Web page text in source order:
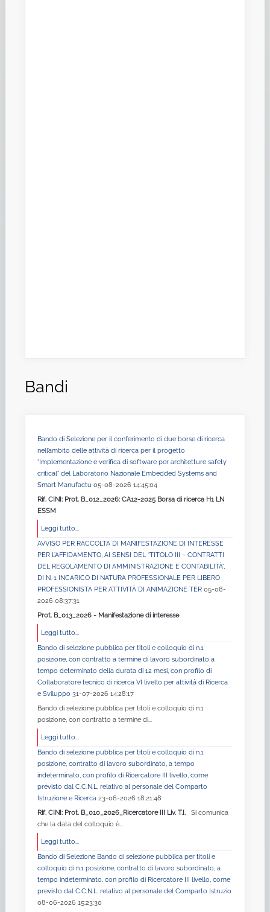
Bandi
Bando di Selezione per il conferimento di due borse di ricerca
nell’ambito delle attività di ricerca per il progetto
“Implementazione e verifica di software per architetture safety
critical” del Laboratorio Nazionale Embedded Systems and
Smart Manufactu 05-08-2026 14:45:04
Rif. CINI: Prot. B_012_2026: CA12-2025 Borsa di ricerca H1 LN
ESSM
Leggi tutto...
AVVISO PER RACCOLTA DI MANIFESTAZIONE DI INTERESSE
PER L’AFFIDAMENTO, AI SENSI DEL “TITOLO III – CONTRATTI
DEL REGOLAMENTO DI AMMINISTRAZIONE E CONTABILITÀ”,
DI N. 1 INCARICO DI NATURA PROFESSIONALE PER LIBERO
PROFESSIONISTA PER ATTIVITÀ DI ANIMAZIONE TER 05-08-
2026 08:37:31
Prot. B_013_2026 - Manifestazione di interesse
Leggi tutto...
Bando di selezione pubblica per titoli e colloquio di n.1
posizione, con contratto a termine di lavoro subordinato a
tempo determinato della durata di 12 mesi, con profilo di
Collaboratore tecnico di ricerca VI livello per attività di Ricerca
e Sviluppo 31-07-2026 14:28:17
Bando di selezione pubblica per titoli e colloquio di n.1
posizione, con contratto a termine di...
Leggi tutto...
Bando di selezione pubblica per titoli e colloquio di n.1
posizione, contratto di lavoro subordinato, a tempo
indeterminato, con profilo di Ricercatore III livello, come
previsto dal C.C.N.L. relativo al personale del Comparto
Istruzione e Ricerca 23-06-2026 18:21:48
Rif. CINI: Prot. B_010_2026_Ricercatore III Liv. T.I.Si comunica
che la data del colloquio è...
Leggi tutto...
Bando di Selezione Bando di selezione pubblica per titoli e
colloquio di n.1 posizione, contratto di lavoro subordinato, a
tempo indeterminato, con profilo di Ricercatore III livello, come
previsto dal C.C.N.L. relativo al personale del Comparto Istruzio
08-06-2026 15:23:30